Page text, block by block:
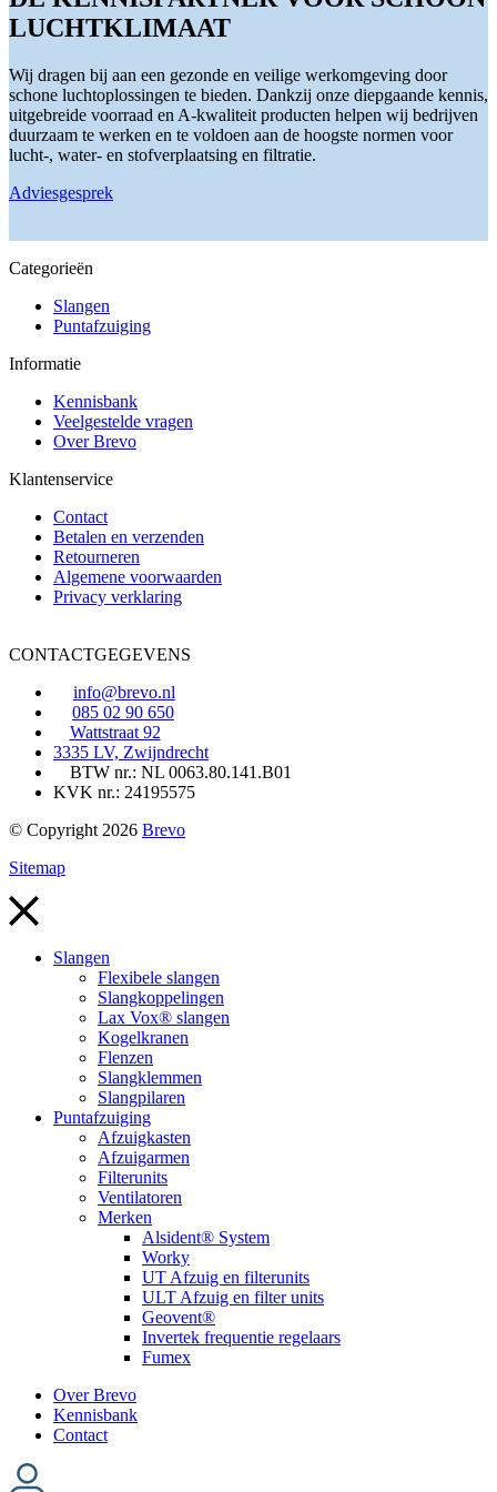
LUCHTKLIMAAT
Wij dragen bij aan een gezonde en veilige werkomgeving door
schone luchtoplossingen te bieden. Dankzij onze diepgaande kennis,
uitgebreide voorraad en A-kwaliteit producten helpen wij bedrijven
duurzaam te werken en te voldoen aan de hoogste normen voor
lucht-, water- en stofverplaatsing en filtratie.
Adviesgesprek
Categorieën
Slangen
Puntafzuiging
Informatie
Kennisbank
Veelgestelde vragen
Over Brevo
Klantenservice
Contact
Betalen en verzenden
Retourneren
Algemene voorwaarden
Privacy verklaring
CONTACTGEGEVENS
info@brevo.nl
085 02 90 650
Wattstraat 92
3335 LV, Zwijndrecht
BTW nr.: NL 0063.80.141.B01
KVK nr.: 24195575
© Copyright 2026 Brevo
Sitemap
Slangen
Flexibele slangen
Slangkoppelingen
Lax Vox® slangen
Kogelkranen
Flenzen
Slangklemmen
Slangpilaren
Puntafzuiging
Afzuigkasten
Afzuigarmen
Filterunits
Ventilatoren
Merken
Alsident® System
Worky
UT Afzuig en filterunits
ULT Afzuig en filter units
Geovent®
Invertek frequentie regelaars
Fumex
Over Brevo
Kennisbank
Contact